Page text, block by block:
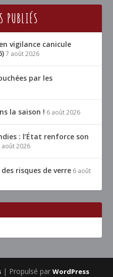
PUBLIÉS
vigilance canicule
7 août 2026
par les
la saison ! 6 août 2026
: l’État renforce son
août 2026
risques de verre 6 août
| Propulsé par WordPress